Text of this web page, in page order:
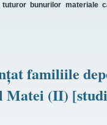
bunurilor materiale
familiile
(II)